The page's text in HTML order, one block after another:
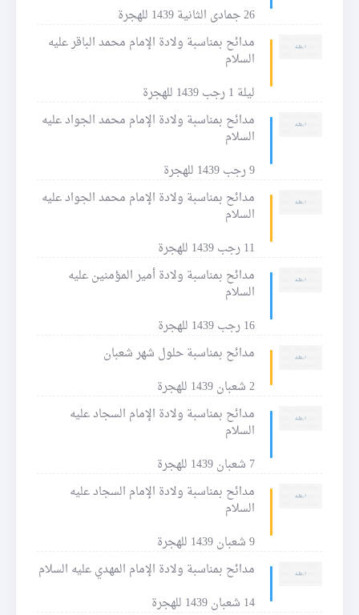
26 جمادى الثانية 1439 للهجرة
مدائح بمناسبة ولادة الإمام محمد الباقر عليه
السلام
ليلة 1 رجب 1439 للهجرة
مدائح بمناسبة ولادة الإمام محمد الجواد عليه
السلام
9 رجب 1439 للهجرة
مدائح بمناسبة ولادة الإمام محمد الجواد عليه
السلام
11 رجب 1439 للهجرة
مدائح بمناسبة ولادة أمير المؤمنين عليه
السلام
16 رجب 1439 للهجرة
مدائح بمناسبة حلول شهر شعبان
2 شعبان 1439 للهجرة
مدائح بمناسبة ولادة الإمام السجاد عليه
السلام
7 شعبان 1439 للهجرة
مدائح بمناسبة ولادة الإمام السجاد عليه
السلام
9 شعبان 1439 للهجرة
مدائح بمناسبة ولادة الإمام المهدي عليه السلام
14 شعبان 1439 للهجرة